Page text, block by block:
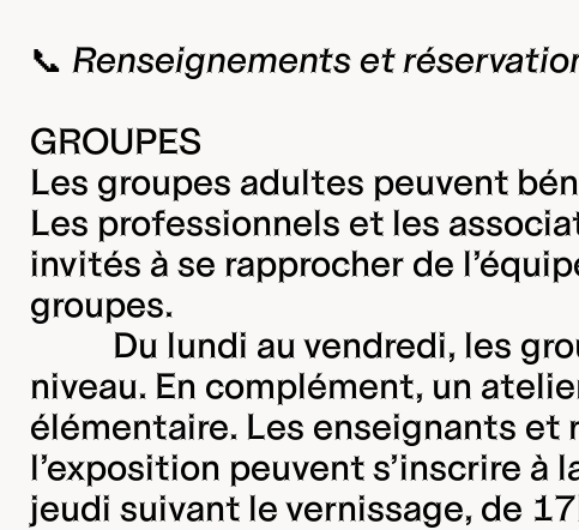
​📞​ Renseignements et
GROUPES
Les groupes adultes peuvent
Les professionnels et les
invités à se rapprocher de
groupes.
Du lundi au vendredi, les
niveau. En complément, un
élémentaire. Les enseignants et
l’exposition peuvent s’inscrire à
jeudi suivant le vernissage, de